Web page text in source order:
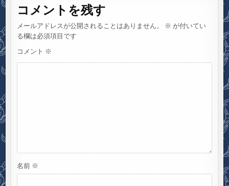
ゲ
ー
シ
ョ
コメントを残す
メールアドレスが公開されることはありません。 ※ が付いてい
る欄は必須項目です
コメント ※
名前 ※